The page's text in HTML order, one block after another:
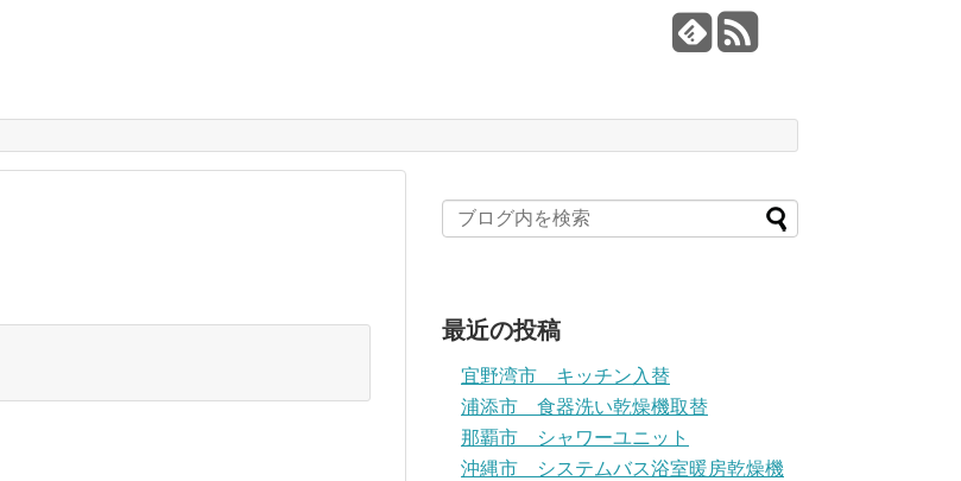
最近の投稿
宜野湾市 キッチン入替
浦添市 食器洗い乾燥機取替
那覇市 シャワーユニット
沖縄市 システムバス浴室暖房乾燥機